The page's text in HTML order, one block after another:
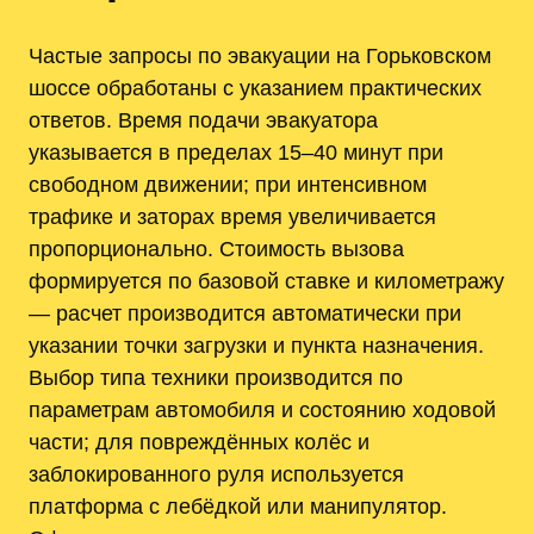
Частые запросы по эвакуации на Горьковском
шоссе обработаны с указанием практических
ответов. Время подачи эвакуатора
указывается в пределах 15–40 минут при
свободном движении; при интенсивном
трафике и заторах время увеличивается
пропорционально. Стоимость вызова
формируется по базовой ставке и километражу
— расчет производится автоматически при
указании точки загрузки и пункта назначения.
Выбор типа техники производится по
параметрам автомобиля и состоянию ходовой
части; для повреждённых колёс и
заблокированного руля используется
платформа с лебёдкой или манипулятор.